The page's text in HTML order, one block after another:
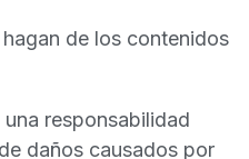
de los contenidos
responsabilidad
daños causados por